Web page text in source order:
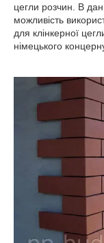
цегли розчин. В
можливість
для клінкерної
німецького